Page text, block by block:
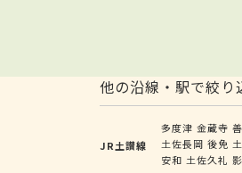
他の沿線・駅で絞り
JR土讃線
多度津 金蔵寺
土佐長岡 後免
安和 土佐久礼